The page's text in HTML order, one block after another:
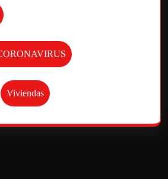
Viviendas